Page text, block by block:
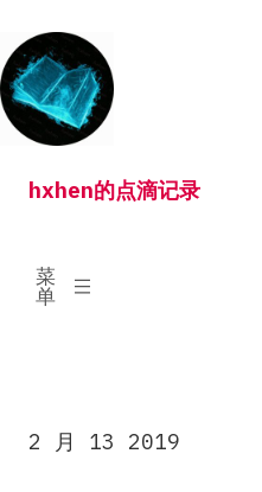
转
到
内
hxhen的点滴记录
菜
单
已
展
2 月 13 2019